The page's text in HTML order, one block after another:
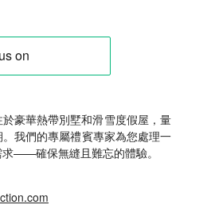
豪華熱帶別墅和滑雪度假屋，量
我們的專屬禮賓專家為您處理一
——確保無縫且難忘的體驗。